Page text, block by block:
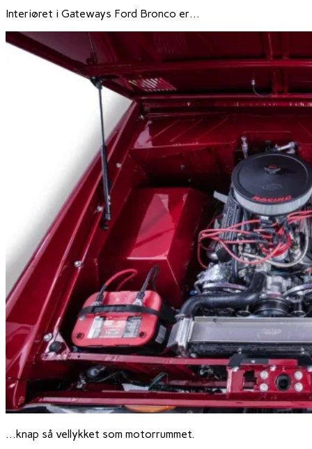
Interiøret i Gateways Ford Bronco er…
…knap så vellykket som motorrummet.